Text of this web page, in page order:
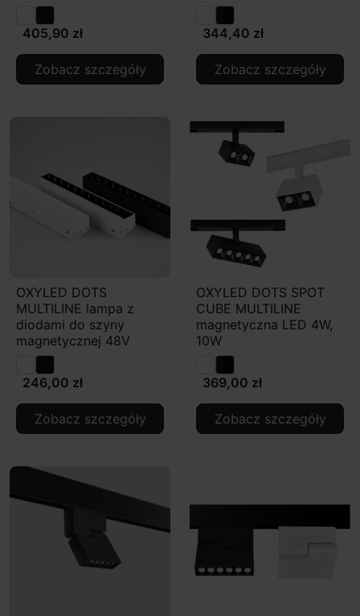
405,90 zł
Zobacz szczegóły
344,40 zł
Zobacz szczegóły
OXYLED DOTS
MULTILINE lampa z
diodami do szyny
magnetycznej 48V
246,00 zł
Zobacz szczegóły
OXYLED DOTS SPOT
CUBE MULTILINE
magnetyczna LED 4W,
10W
369,00 zł
Zobacz szczegóły